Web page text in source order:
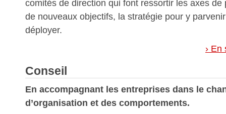
comités de direction qui font ressortir les axes de
de nouveaux objectifs, la stratégie pour y
déployer.
› En
Conseil
En accompagnant les entreprises dans le
d’organisation et des comportements.